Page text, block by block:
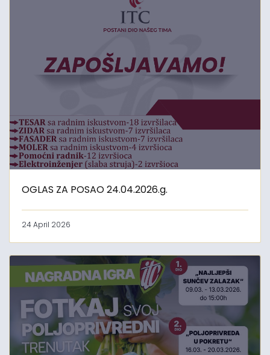
OGLAS ZA POSAO 24.04.2026.g.
24 April 2026